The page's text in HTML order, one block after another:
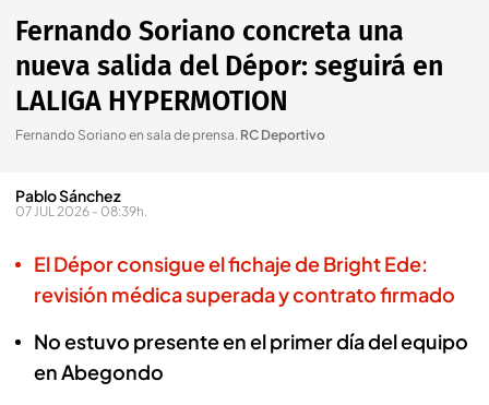
Fernando Soriano concreta una
nueva salida del Dépor: seguirá en
LALIGA HYPERMOTION
Fernando Soriano en sala de prensa. RC Deportivo
Pablo Sánchez
07 JUL 2026 - 08:39h.
El Dépor consigue el fichaje de Bright Ede:
revisión médica superada y contrato firmado
No estuvo presente en el primer día del equipo
en Abegondo